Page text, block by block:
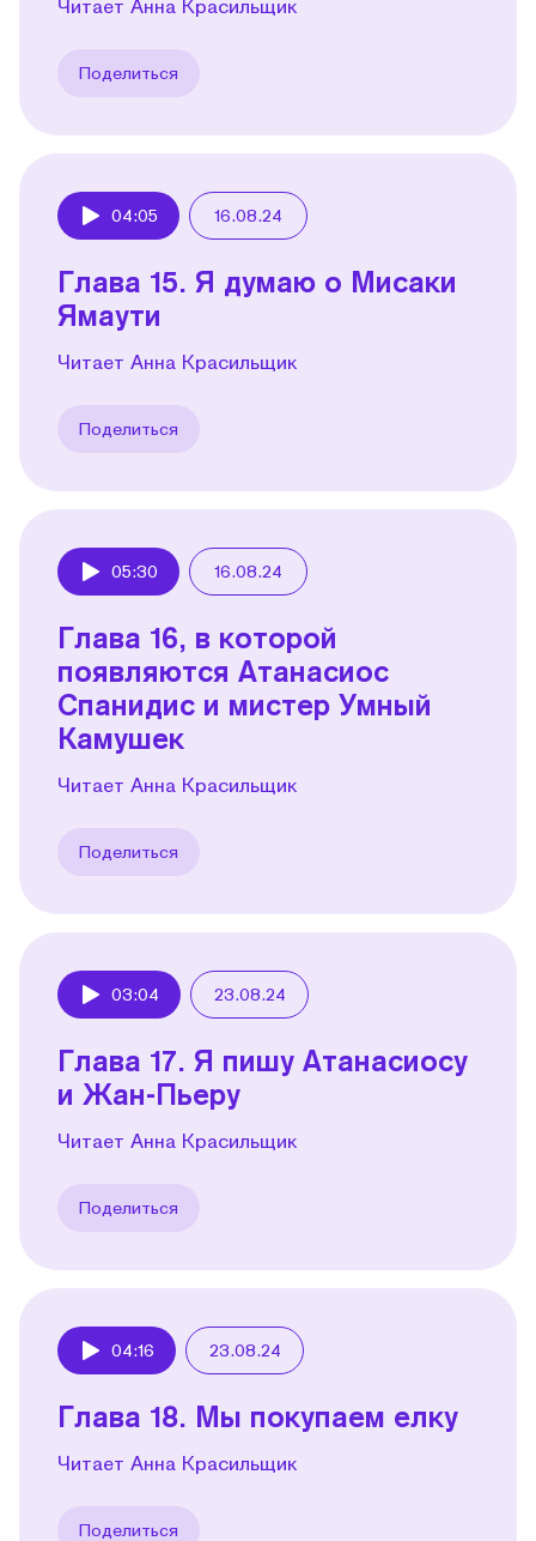
Читает Анна Красильщик
Поделиться
04:05 16.08.24
Глава 15. Я думаю о Мисаки
Ямаути
Читает Анна Красильщик
Поделиться
05:30 16.08.24
Глава 16, в которой
появляются Атанасиос
Спанидис и мистер Умный
Камушек
Читает Анна Красильщик
Поделиться
03:04 23.08.24
Глава 17. Я пишу Атанасиосу
и Жан-Пьеру
Читает Анна Красильщик
Поделиться
04:16 23.08.24
Глава 18. Мы покупаем елку
Читает Анна Красильщик
Поделиться